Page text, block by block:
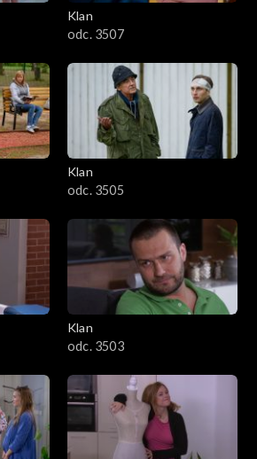
Klan
odc. 3507
Klan
odc. 3505
Klan
odc. 3503